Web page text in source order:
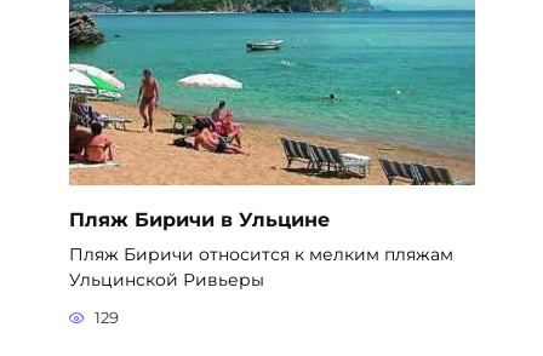
Пляж Биричи в Ульцине
Пляж Биричи относится к мелким пляжам
Ульцинской Ривьеры
129